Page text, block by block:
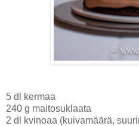
5 dl kermaa
240 g maitosuklaata
2 dl kvinoaa (kuivamäärä,